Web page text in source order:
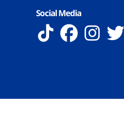
Social Media